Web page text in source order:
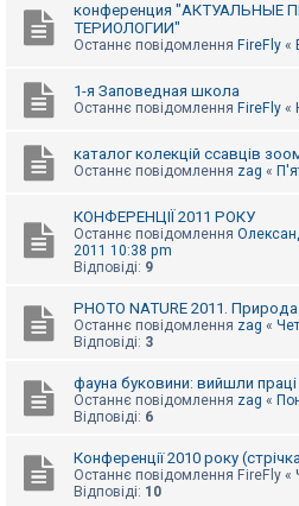
в
и
о
у
Д
п
м
конференция
ТЕРИОЛОГИИ"
Останнє повідомлення FireFly «
1-я Заповедная школа
Останнє повідомлення FireFly «
каталог колекцій ссавців
Останнє повідомлення zag «
КОНФЕРЕНЦІЇ 2011 РОКУ
Останнє повідомлення
2011 10:38 pm
Відповіді: 9
PHOTO NATURE 2011.
Останнє повідомлення zag «
Відповіді: 3
фауна буковини: вийшли праці
Останнє повідомлення zag «
Відповіді: 6
Конференції 2010 року
Останнє повідомлення FireFly «
Відповіді: 10